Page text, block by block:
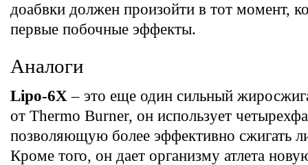
доабвки должен произойти в тот момент,
первые побочные эффекты.
Аналоги
Lipo-6X – это еще один сильный
от Thermo Burner, он использует
позволяющую более эффективно сжигать
Кроме того, он дает организму атлета